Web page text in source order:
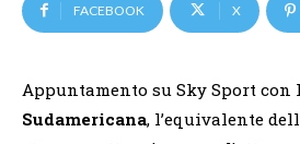
FACEBOOK X
Appuntamento su Sky Sport con
Sudamericana, l’equivalente